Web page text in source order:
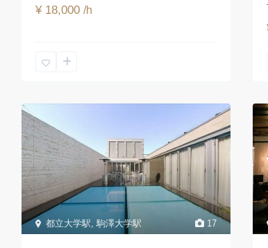
¥ 18,000/h
17
都立大学駅,駒澤大学駅